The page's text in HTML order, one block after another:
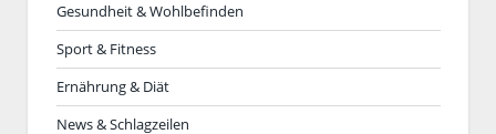
Gesundheit & Wohlbefinden
Sport & Fitness
Ernährung & Diät
News & Schlagzeilen